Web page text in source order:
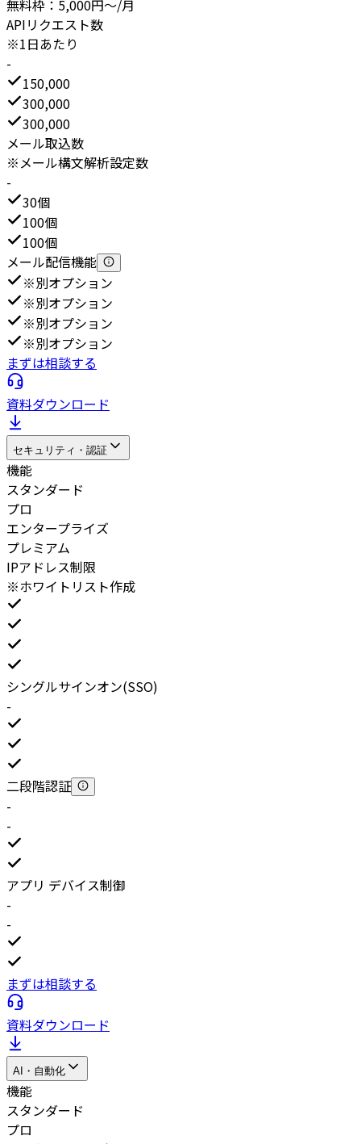
無料枠：5,000円～/月
APIリクエスト数
※1日あたり
-
150,000
300,000
300,000
メール取込数
※メール構文解析設定数
-
30個
100個
100個
メール配信機能
※別オプション
※別オプション
※別オプション
※別オプション
まずは相談する
資料ダウンロード
セキュリティ・認証
機能
スタンダード
プロ
エンタープライズ
プレミアム
IPアドレス制限
※ホワイトリスト作成
シングルサインオン(SSO)
-
二段階認証
-
-
アプリ デバイス制御
-
-
まずは相談する
資料ダウンロード
AI・自動化
機能
スタンダード
プロ